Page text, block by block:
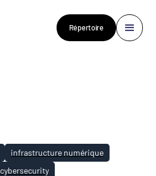
Répertoire
infrastructure numérique
cybersecurity